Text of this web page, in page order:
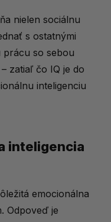
nielen sociálnu
s ostatnými
so sebou
zatiaľ čo IQ je do
inteligenciu
inteligencia
emocionálna
Odpoveď je